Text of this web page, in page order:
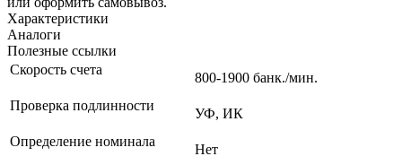
Характеристики
Аналоги
Полезные ссылки
Скорость счета
800-1900 банк./мин.
Проверка подлинности
УФ, ИК
Определение номинала
Нет